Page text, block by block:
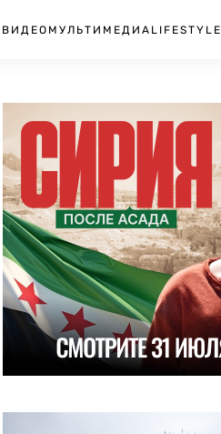
ВИДЕО МУЛЬТИМЕДИА LIFESTYLE